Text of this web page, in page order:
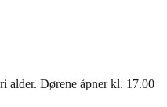
alder. Dørene åpner kl. 17.00